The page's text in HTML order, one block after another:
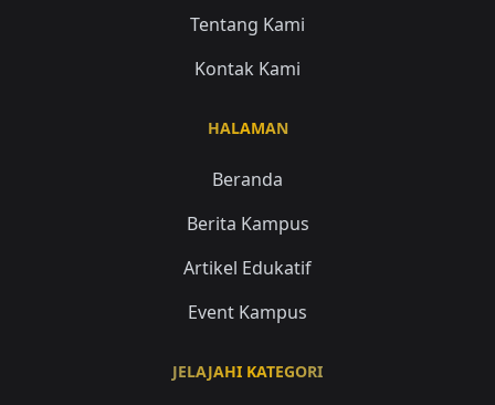
Tentang Kami
Kontak Kami
HALAMAN
Beranda
Berita Kampus
Artikel Edukatif
Event Kampus
JELAJAHI KATEGORI